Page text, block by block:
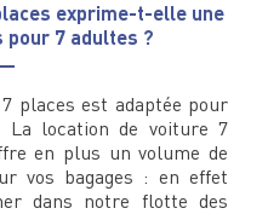
exprime-t-elle une
pour 7 adultes ?
places est adaptée pour
location de voiture 7
en plus un volume de
vos bagages : en effet
dans notre flotte des